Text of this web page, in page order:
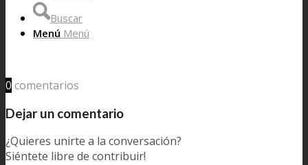
Buscar
Menú Menú
0 comentarios
Dejar un comentario
¿Quieres unirte a la conversación?
Siéntete libre de contribuir!